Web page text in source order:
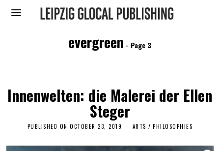
evergreen - Page 3
Innenwelten: die Malerei der Ellen
Steger
PUBLISHED ON OCTOBER 23, 2019 ARTS / PHILOSOPHIES